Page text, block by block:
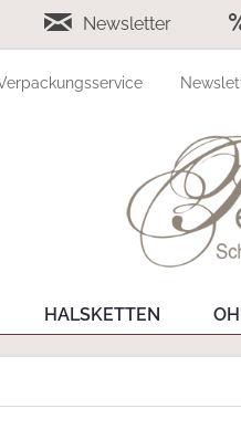
Newsletter
HALSKETTEN